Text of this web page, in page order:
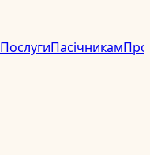
ПослугиПасічникамПро